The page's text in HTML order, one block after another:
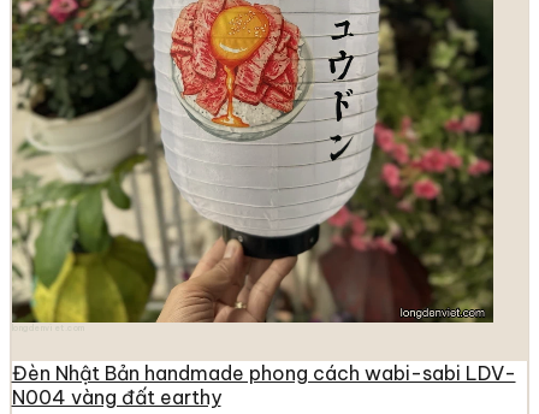
Đèn Nhật Bản handmade phong cách wabi-sabi LDV-
N004 vàng đất earthy